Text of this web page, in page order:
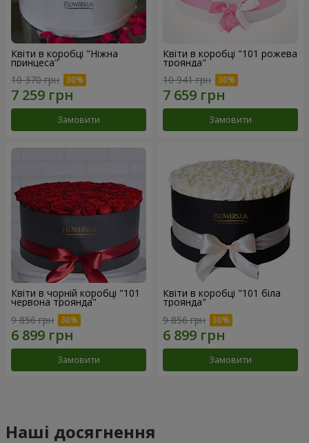
Квіти в коробці "Ніжна
принцеса"
10 370 грн
Замовити
Квіти в коробці "101 рожева
троянда"
10 941 грн
Замовити
Квіти в чорній коробці "101
червона троянда"
9 856 грн
Замовити
Квіти в коробці "101 біла
троянда"
9 856 грн
Замовити
Наші досягнення